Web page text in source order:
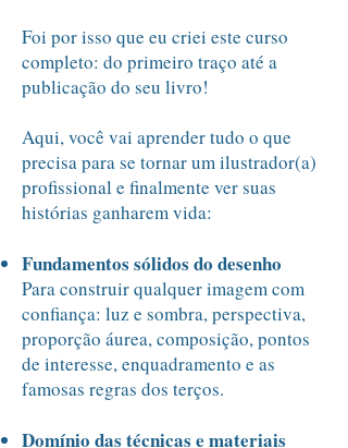
Foi por isso que eu criei este curso
completo: do primeiro traço até a
publicação do seu livro!
Aqui, você vai aprender tudo o que
precisa para se tornar um ilustrador(a)
profissional e finalmente ver suas
histórias ganharem vida:
Fundamentos sólidos do desenho
Para construir qualquer imagem com
confiança: luz e sombra, perspectiva,
proporção áurea, composição, pontos
de interesse, enquadramento e as
famosas regras dos terços.
Domínio das técnicas e materiais